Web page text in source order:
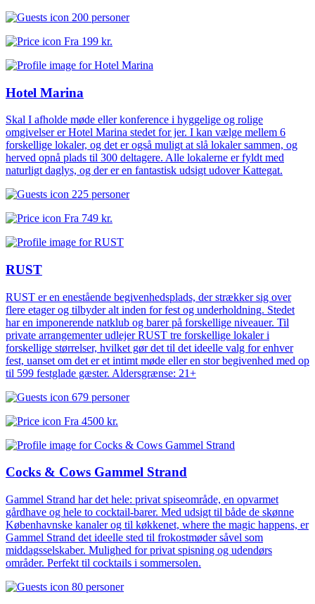
200 personer
Fra 199 kr.
Hotel Marina
Skal I afholde møde eller konference i hyggelige og rolige
omgivelser er Hotel Marina stedet for jer. I kan vælge mellem 6
forskellige lokaler, og det er også muligt at slå lokaler sammen, og
herved opnå plads til 300 deltagere. Alle lokalerne er fyldt med
naturligt daglys, og der er en fantastisk udsigt udover Kattegat.
225 personer
Fra 749 kr.
RUST
RUST er en enestående begivenhedsplads, der strækker sig over
flere etager og tilbyder alt inden for fest og underholdning. Stedet
har en imponerende natklub og barer på forskellige niveauer. Til
private arrangementer udlejer RUST tre forskellige lokaler i
forskellige størrelser, hvilket gør det til det ideelle valg for enhver
fest, uanset om det er et intimt møde eller en stor begivenhed med op
til 599 festglade gæster. Aldersgrænse: 21+
679 personer
Fra 4500 kr.
Cocks & Cows Gammel Strand
Gammel Strand har det hele: privat spiseområde, en opvarmet
gårdhave og hele to cocktail-barer. Med udsigt til både de skønne
Københavnske kanaler og til køkkenet, where the magic happens, er
Gammel Strand det ideelle sted til frokostmøder såvel som
middagsselskaber. Mulighed for privat spisning og udendørs
områder. Perfekt til cocktails i sommersolen.
80 personer